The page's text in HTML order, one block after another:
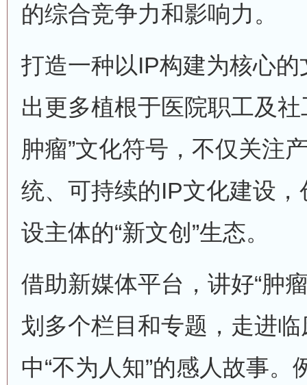
的综合竞争力和影响力。
打造一种以IP构建为核心
出更多植根于医院职工及
肿瘤”文化符号，不仅关注
统、可持续的IP文化建设
设主体的“新文创”生态。
借助新媒体平台，讲好“肿
划多个栏目和专题，走进
中“不为人知”的感人故事